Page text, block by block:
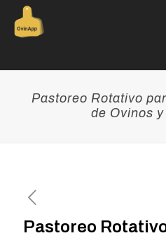
Pastoreo Rotativo
de Ovinos
Pastoreo